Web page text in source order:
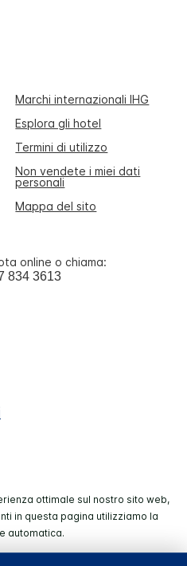
Marchi internazionali IHG
Esplora gli hotel
Termini di utilizzo
Non vendete i miei dati
personali
Mappa del sito
online o chiama:
834 3613
ottimale sul nostro sito web,
in questa pagina utilizziamo la
automatica.